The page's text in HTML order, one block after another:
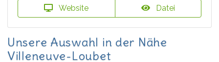
Website Datei
Unsere Auswahl in der Nähe
Villeneuve-Loubet